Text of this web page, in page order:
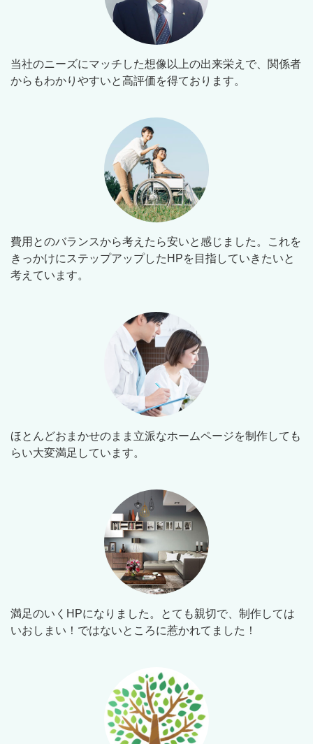
当社のニーズにマッチした想像以上の出来栄えで、関係者
からもわかりやすいと高評価を得ております。
費用とのバランスから考えたら安いと感じました。これを
きっかけにステップアップしたHPを目指していきたいと
考えています。
ほとんどおまかせのまま立派なホームページを制作しても
らい大変満足しています。
満足のいくHPになりました。とても親切で、制作しては
いおしまい！ではないところに惹かれてました！